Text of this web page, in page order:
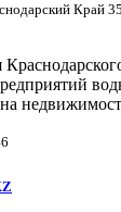
Край